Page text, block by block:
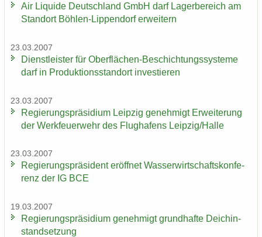
Air Li­qui­de Deutsch­land GmbH darf La­ger­be­reich am
Stand­ort Böhlen-​Lippendorf er­wei­tern
23.03.2007
Dienst­leis­ter für Oberflächen-​Beschichtungssysteme
darf in Pro­duk­ti­ons­stand­ort in­ves­tie­ren
23.03.2007
Re­gie­rungs­prä­si­di­um Leip­zig ge­neh­migt Er­wei­te­rung
der Werk­feu­er­wehr des Flug­ha­fens Leip­zig/Halle
23.03.2007
Re­gie­rungs­prä­si­dent er­öff­net Was­ser­wirt­schafts­kon­fe­
renz der IG BCE
19.03.2007
Re­gie­rungs­prä­si­di­um ge­neh­migt grund­haf­te Deich­in­
stand­set­zung